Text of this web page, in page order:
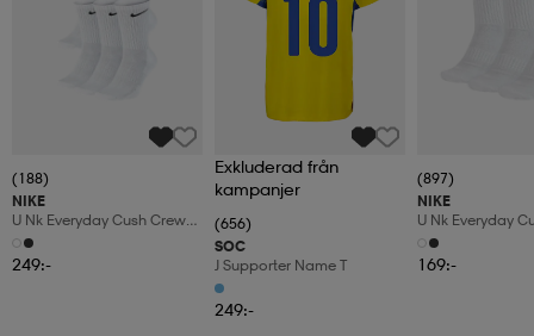
(188)
NIKE
U Nk Everyday Cush Crew
6pr-Bd
249:-
Exkluderad från
kampanjer
(656)
SOC
J Supporter Name T
249:-
(897)
NIKE
U Nk Everyday
3pr
169:-